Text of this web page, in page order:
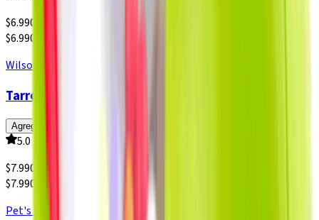
$6.990
$6.990 x un
Wilson
Tarro Pelota Tenis World Championship 3 un.
Agregar
5.0
$7.990
$7.990 x un
Pet's Fun